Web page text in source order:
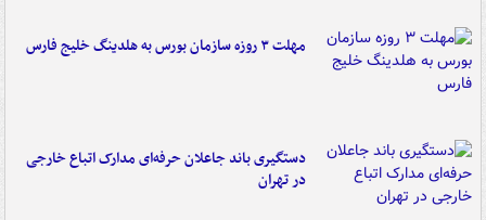
مهلت ۳ روزه سازمان بورس به هلدینگ خلیج فارس
دستگیری باند جاعلان حرفه‌ای مدارک اتباع خارجی
در تهران